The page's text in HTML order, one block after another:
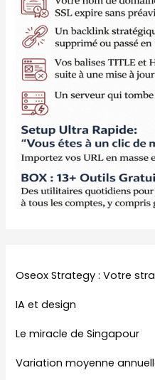
Oseox Strategy : Votre
IA et design
Le miracle de Singapour
Variation moyenne